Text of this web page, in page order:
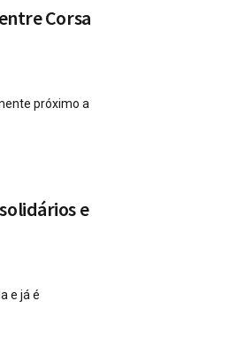
Corsa
próximo a
e
e já é